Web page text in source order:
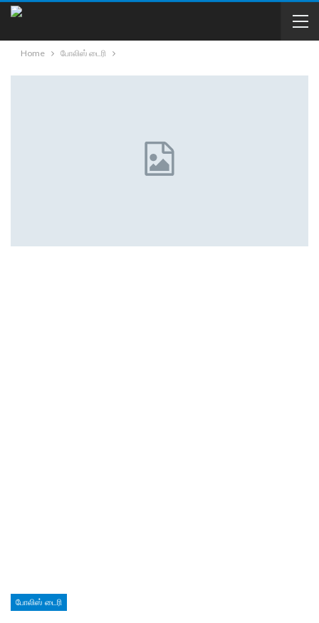
Home போலிஸ் டைரி
போலிஸ் டைரி